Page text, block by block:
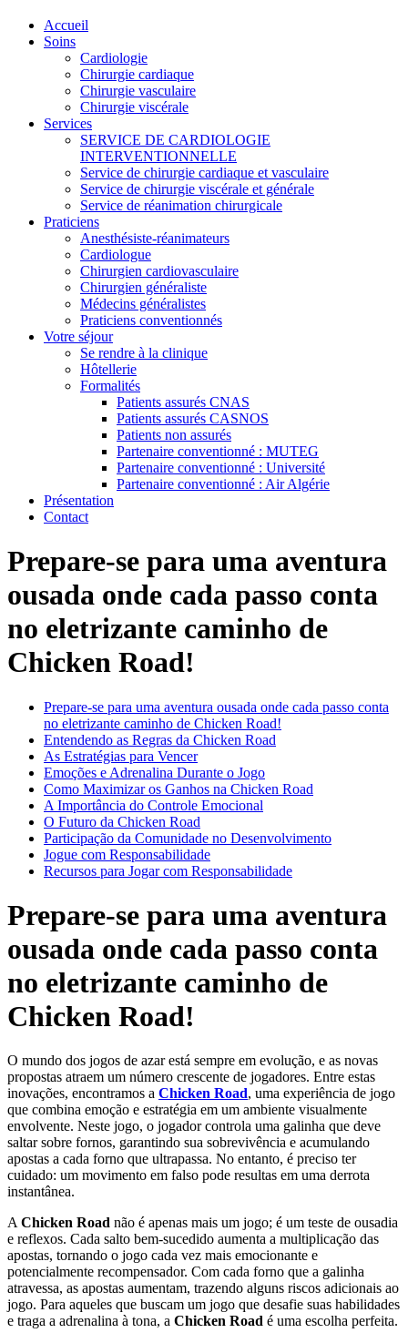
Accueil
Soins
Cardiologie
Chirurgie cardiaque
Chirurgie vasculaire
Chirurgie viscérale
Services
SERVICE DE CARDIOLOGIE
INTERVENTIONNELLE
Service de chirurgie cardiaque et vasculaire
Service de chirurgie viscérale et générale
Service de réanimation chirurgicale
Praticiens
Anesthésiste-réanimateurs
Cardiologue
Chirurgien cardiovasculaire
Chirurgien généraliste
Médecins généralistes
Praticiens conventionnés
Votre séjour
Se rendre à la clinique
Hôtellerie
Formalités
Patients assurés CNAS
Patients assurés CASNOS
Patients non assurés
Partenaire conventionné : MUTEG
Partenaire conventionné : Université
Partenaire conventionné : Air Algérie
Présentation
Contact
Prepare-se para uma aventura
ousada onde cada passo conta
no eletrizante caminho de
Chicken Road!
Prepare-se para uma aventura ousada onde cada passo conta
no eletrizante caminho de Chicken Road!
Entendendo as Regras da Chicken Road
As Estratégias para Vencer
Emoções e Adrenalina Durante o Jogo
Como Maximizar os Ganhos na Chicken Road
A Importância do Controle Emocional
O Futuro da Chicken Road
Participação da Comunidade no Desenvolvimento
Jogue com Responsabilidade
Recursos para Jogar com Responsabilidade
Prepare-se para uma aventura
ousada onde cada passo conta
no eletrizante caminho de
Chicken Road!
O mundo dos jogos de azar está sempre em evolução, e as novas
propostas atraem um número crescente de jogadores. Entre estas
inovações, encontramos a Chicken Road, uma experiência de jogo
que combina emoção e estratégia em um ambiente visualmente
envolvente. Neste jogo, o jogador controla uma galinha que deve
saltar sobre fornos, garantindo sua sobrevivência e acumulando
apostas a cada forno que ultrapassa. No entanto, é preciso ter
cuidado: um movimento em falso pode resultas em uma derrota
instantânea.
AChicken Road não é apenas mais um jogo; é um teste de ousadia
e reflexos. Cada salto bem-sucedido aumenta a multiplicação das
apostas, tornando o jogo cada vez mais emocionante e
potencialmente recompensador. Com cada forno que a galinha
atravessa, as apostas aumentam, trazendo alguns riscos adicionais ao
jogo. Para aqueles que buscam um jogo que desafie suas habilidades
e traga a adrenalina à tona, a Chicken Road é uma escolha perfeita.